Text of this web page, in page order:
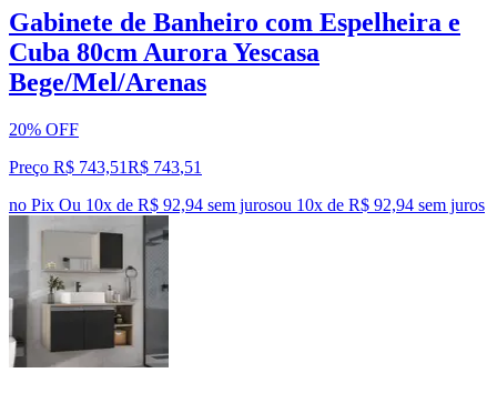
Gabinete de Banheiro com Espelheira e
Cuba 80cm Aurora Yescasa
Bege/Mel/Arenas
20% OFF
Preço R$ 743,51R$ 743,51
no Pix Ou 10x de R$ 92,94 sem jurosou 10x de R$ 92,94 sem juros